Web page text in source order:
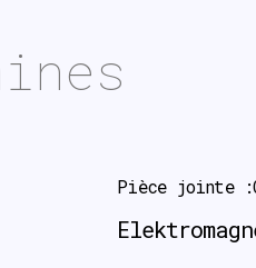
Pièce jointe